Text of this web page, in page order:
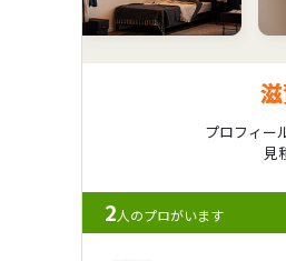
プロフィー
見
2人のプロがいます